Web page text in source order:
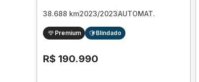
38.688 km2023/2023AUTOMAT.
Premium Blindado
R$ 190.990